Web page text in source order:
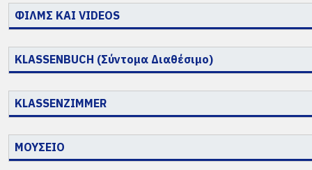
ΦΙΛΜΣ ΚΑΙ VIDEOS
KLASSENBUCH (Σύντομα Διαθέσιμο)
KLASSENZIMMER
ΜΟΥΣΕΙΟ